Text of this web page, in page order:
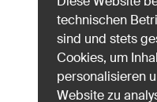
technischen
sind und stets
Cookies, um
personalisieren
Website zu